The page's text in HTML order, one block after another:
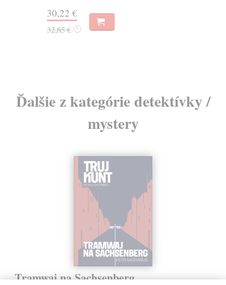
30,22 €
32,85 € ?
Ďalšie z kategórie detektívky /
mystery
Tramwaj na Sachsenberg